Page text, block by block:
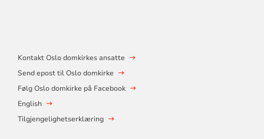
Kontakt Oslo domkirkes ansatte
Send epost til Oslo domkirke
Følg Oslo domkirke på Facebook
English
Tilgjengelighetserklæring